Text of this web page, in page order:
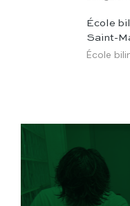
École
Saint-
École